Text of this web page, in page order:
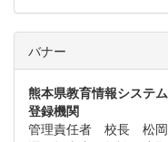
バナー
熊本県教育情報システム
登録機関
管理責任者 校長 松